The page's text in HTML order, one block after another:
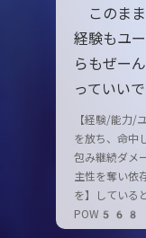
このまま
経験もユ
らもぜー
っていい
【経験/能力/
を放ち、命中
包み継続ダメ
主性を奪い依
を】している